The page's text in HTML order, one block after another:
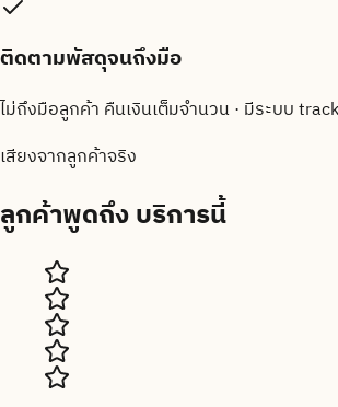
ติดตามพัสดุจนถึงมือ
ไม่ถึงมือลูกค้า คืนเงินเต็มจำนวน · มีระบบ
เสียงจากลูกค้าจริง
ลูกค้าพูดถึงบริการนี้